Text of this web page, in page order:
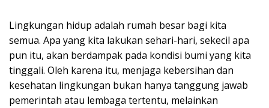
Lingkungan hidup adalah rumah besar bagi kita
semua. Apa yang kita lakukan sehari-hari, sekecil apa
pun itu, akan berdampak pada kondisi bumi yang kita
tinggali. Oleh karena itu, menjaga kebersihan dan
kesehatan lingkungan bukan hanya tanggung jawab
pemerintah atau lembaga tertentu, melainkan